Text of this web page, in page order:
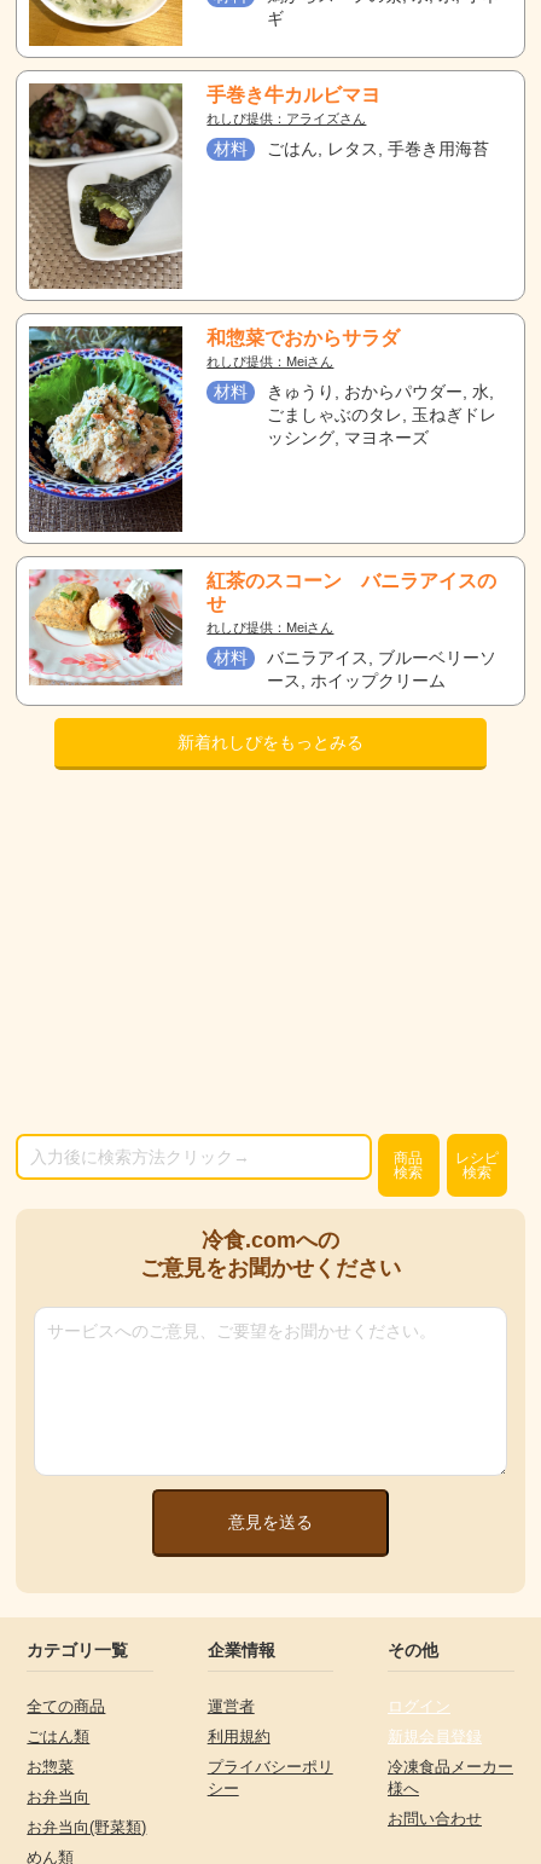
ギ
手巻き牛カルビマヨ
れしぴ提供：アライズさん
材料 ごはん, レタス, 手巻き用海苔
和惣菜でおからサラダ
れしぴ提供：Meiさん
材料
きゅうり, おからパウダー, 水,
ごましゃぶのタレ, 玉ねぎドレ
ッシング, マヨネーズ
紅茶のスコーン バニラアイスの
せ
れしぴ提供：Meiさん
材料
バニラアイス, ブルーベリーソ
ース, ホイップクリーム
新着れしぴをもっとみる
商品
検索
レシピ
検索
冷食.comへの
ご意見をお聞かせください
意見を送る
カテゴリ一覧
全ての商品
ごはん類
お惣菜
お弁当向
お弁当向(野菜類)
めん類
企業情報
運営者
利用規約
プライバシーポリ
シー
その他
ログイン
新規会員登録
冷凍食品メーカー
様へ
お問い合わせ